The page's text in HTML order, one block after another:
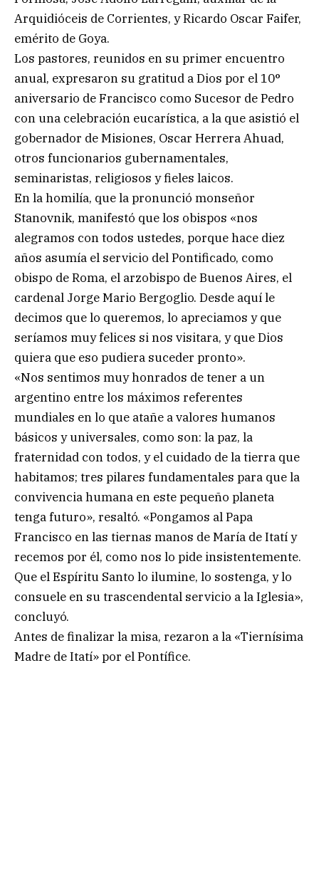
Arquidióceis de Corrientes, y Ricardo Oscar Faifer,
emérito de Goya.
Los pastores, reunidos en su primer encuentro
anual, expresaron su gratitud a Dios por el 10°
aniversario de Francisco como Sucesor de Pedro
con una celebración eucarística, a la que asistió el
gobernador de Misiones, Oscar Herrera Ahuad,
otros funcionarios gubernamentales,
seminaristas, religiosos y fieles laicos.
En la homilía, que la pronunció monseñor
Stanovnik, manifestó que los obispos «nos
alegramos con todos ustedes, porque hace diez
años asumía el servicio del Pontificado, como
obispo de Roma, el arzobispo de Buenos Aires, el
cardenal Jorge Mario Bergoglio. Desde aquí le
decimos que lo queremos, lo apreciamos y que
seríamos muy felices si nos visitara, y que Dios
quiera que eso pudiera suceder pronto».
«Nos sentimos muy honrados de tener a un
argentino entre los máximos referentes
mundiales en lo que atañe a valores humanos
básicos y universales, como son: la paz, la
fraternidad con todos, y el cuidado de la tierra que
habitamos; tres pilares fundamentales para que la
convivencia humana en este pequeño planeta
tenga futuro», resaltó. «Pongamos al Papa
Francisco en las tiernas manos de María de Itatí y
recemos por él, como nos lo pide insistentemente.
Que el Espíritu Santo lo ilumine, lo sostenga, y lo
consuele en su trascendental servicio a la Iglesia»,
concluyó.
Antes de finalizar la misa, rezaron a la «Tiernísima
Madre de Itatí» por el Pontífice.